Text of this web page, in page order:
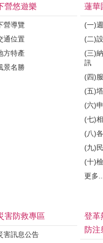
營悠遊樂
營導覽
通位置
方特產
景名勝
蓮華
(一)
(二)
(三)
訊
(四)
(五)
(六)
(七)
(八)
(九)
(十)
更多...
害防救專區
害訊息公告
登革
防注